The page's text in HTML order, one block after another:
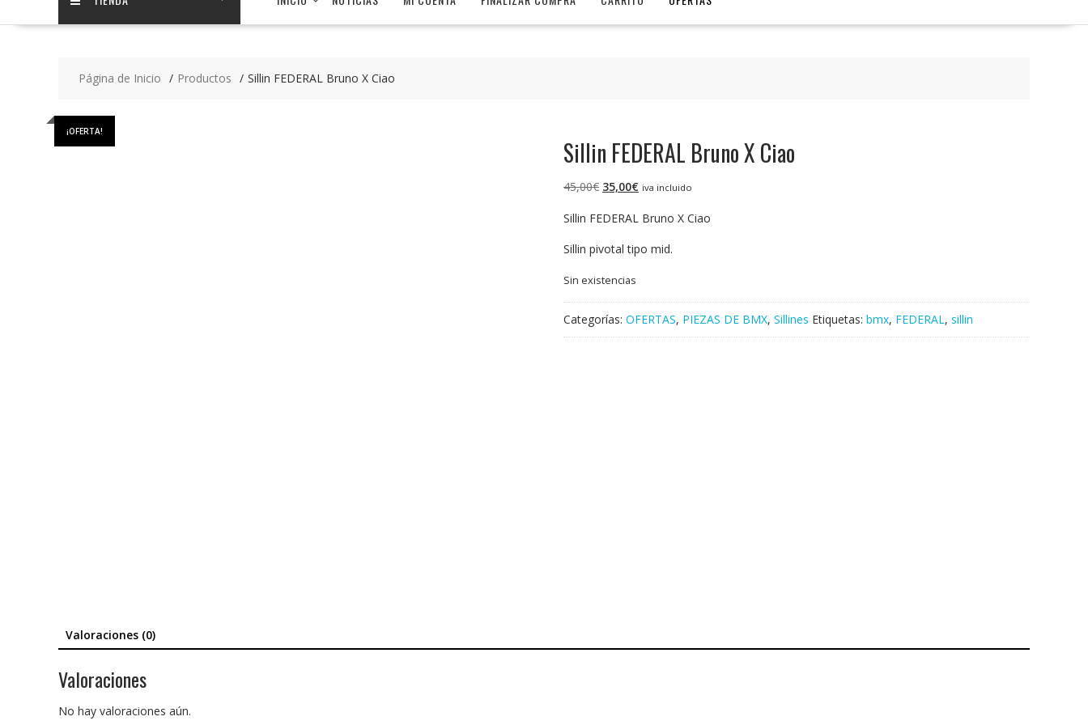
Página de Inicio Productos Sillin FEDERAL Bruno X Ciao
¡OFERTA!
Sillin FEDERAL Bruno X Ciao
45,00€ El
original
45,00€.
35,00€El
actual
35,00€.
iva incluido
Sillin FEDERAL Bruno X Ciao
Sillin pivotal tipo mid.
Sin existencias
Categorías: OFERTAS, PIEZAS DE BMX, Sillines Etiquetas: bmx, FEDERAL, sillin
Valoraciones (0)
Valoraciones
No hay valoraciones aún.